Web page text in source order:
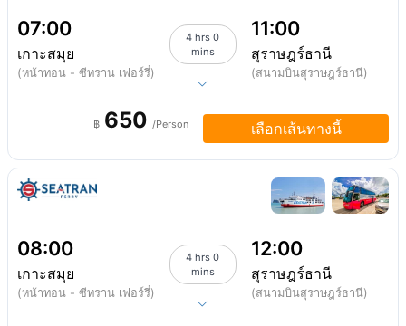
07:00
เกาะสมุย
(หน้าทอน - ซีทราน เฟอร์รี่)
4 hrs 0
mins
11:00
สุราษฎร์ธานี
(สนามบินสุราษฎร์ธานี)
฿ 650 /Person เลือกเส้นทางนี้
08:00
เกาะสมุย
(หน้าทอน - ซีทราน เฟอร์รี่)
4 hrs 0
mins
12:00
สุราษฎร์ธานี
(สนามบินสุราษฎร์ธานี)